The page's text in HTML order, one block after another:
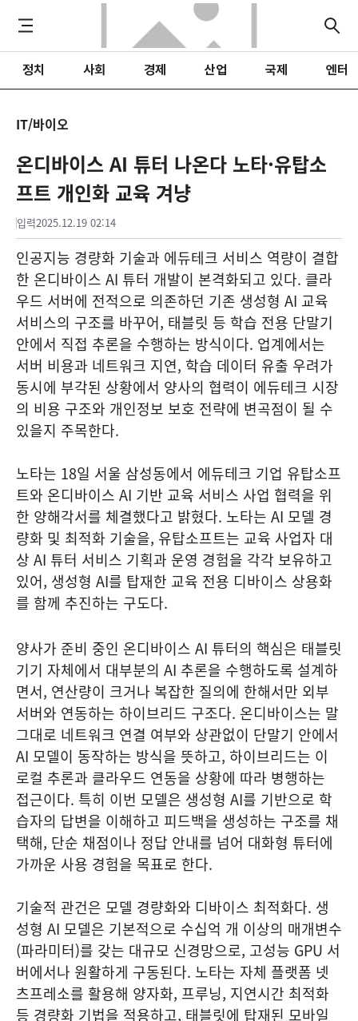
정치 사회 경제 산업 국제 엔터
IT/바이오
온디바이스 AI 튜터 나온다 노타·유탑소
프트 개인화 교육 겨냥
입력2025.12.19 02:14
인공지능 경량화 기술과 에듀테크 서비스 역량이 결합
한 온디바이스 AI 튜터 개발이 본격화되고 있다. 클라
우드 서버에 전적으로 의존하던 기존 생성형 AI 교육
서비스의 구조를 바꾸어, 태블릿 등 학습 전용 단말기
안에서 직접 추론을 수행하는 방식이다. 업계에서는
서버 비용과 네트워크 지연, 학습 데이터 유출 우려가
동시에 부각된 상황에서 양사의 협력이 에듀테크 시장
의 비용 구조와 개인정보 보호 전략에 변곡점이 될 수
있을지 주목한다.
노타는 18일 서울 삼성동에서 에듀테크 기업 유탑소프
트와 온디바이스 AI 기반 교육 서비스 사업 협력을 위
한 양해각서를 체결했다고 밝혔다. 노타는 AI 모델 경
량화 및 최적화 기술을, 유탑소프트는 교육 사업자 대
상 AI 튜터 서비스 기획과 운영 경험을 각각 보유하고
있어, 생성형 AI를 탑재한 교육 전용 디바이스 상용화
를 함께 추진하는 구도다.
양사가 준비 중인 온디바이스 AI 튜터의 핵심은 태블릿
기기 자체에서 대부분의 AI 추론을 수행하도록 설계하
면서, 연산량이 크거나 복잡한 질의에 한해서만 외부
서버와 연동하는 하이브리드 구조다. 온디바이스는 말
그대로 네트워크 연결 여부와 상관없이 단말기 안에서
AI 모델이 동작하는 방식을 뜻하고, 하이브리드는 이
로컬 추론과 클라우드 연동을 상황에 따라 병행하는
접근이다. 특히 이번 모델은 생성형 AI를 기반으로 학
습자의 답변을 이해하고 피드백을 생성하는 구조를 채
택해, 단순 채점이나 정답 안내를 넘어 대화형 튜터에
가까운 사용 경험을 목표로 한다.
기술적 관건은 모델 경량화와 디바이스 최적화다. 생
성형 AI 모델은 기본적으로 수십억 개 이상의 매개변수
(파라미터)를 갖는 대규모 신경망으로, 고성능 GPU 서
버에서나 원활하게 구동된다. 노타는 자체 플랫폼 넷
츠프레소를 활용해 양자화, 프루닝, 지연시간 최적화
등 경량화 기법을 적용하고, 태블릿에 탑재된 모바일